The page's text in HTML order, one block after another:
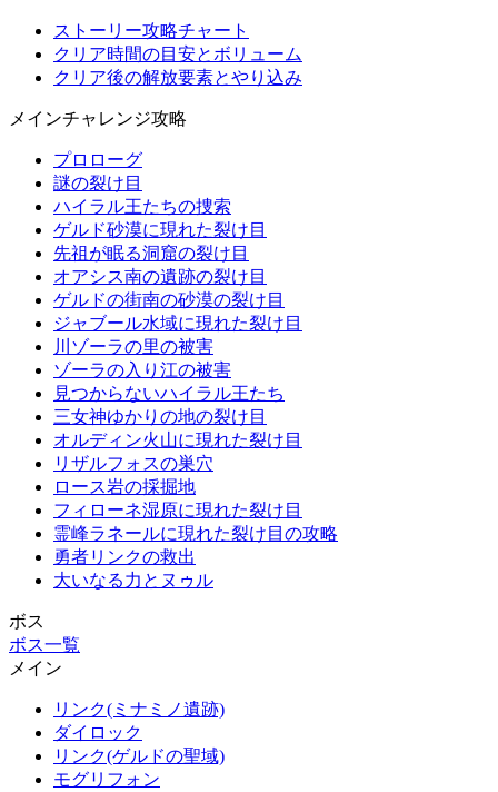
ストーリー攻略チャート
クリア時間の目安とボリューム
クリア後の解放要素とやり込み
メインチャレンジ攻略
プロローグ
謎の裂け目
ハイラル王たちの捜索
ゲルド砂漠に現れた裂け目
先祖が眠る洞窟の裂け目
オアシス南の遺跡の裂け目
ゲルドの街南の砂漠の裂け目
ジャブール水域に現れた裂け目
川ゾーラの里の被害
ゾーラの入り江の被害
見つからないハイラル王たち
三女神ゆかりの地の裂け目
オルディン火山に現れた裂け目
リザルフォスの巣穴
ロース岩の採掘地
フィローネ湿原に現れた裂け目
霊峰ラネールに現れた裂け目の攻略
勇者リンクの救出
大いなる力とヌゥル
ボス
ボス一覧
メイン
リンク(ミナミノ遺跡)
ダイロック
リンク(ゲルドの聖域)
モグリフォン